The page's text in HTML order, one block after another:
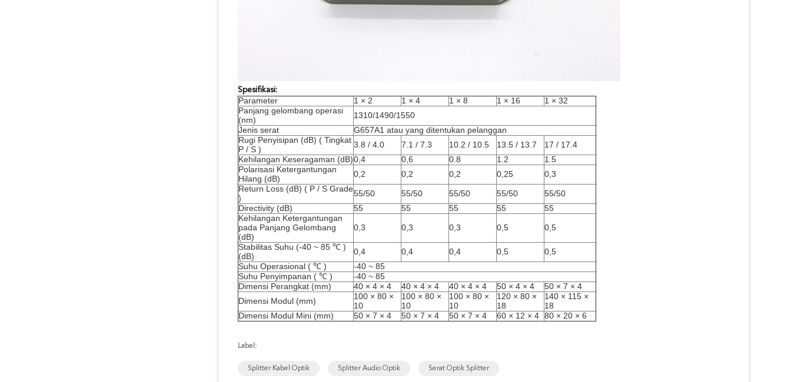
Spesifikasi:
Parameter 1 × 2 1 × 4 1 × 8 1 × 16
1 × 32
Panjang gelombang operasi
(nm)
1310/1490/1550
Jenis serat
G657A1 atau yang ditentukan pelanggan
Rugi Penyisipan (dB) ( Tingkat
P / S ) 3.8 / 4.0 7.1 / 7.3 10.2 / 10.5 13.5 / 13.7
17 / 17.4
Kehilangan Keseragaman (dB)0,4 0,6 0.8 1.2
1.5
Polarisasi Ketergantungan
Hilang (dB)
0,2 0,2 0,2 0,25
0,3
Return Loss (dB) ( P / S Grade
)
55/50 55/50 55/50 55/50
55/50
Directivity (dB)
55 55 55 55
55
Kehilangan Ketergantungan
pada Panjang Gelombang
(dB)
0,3 0,3 0,3 0,5 0,5
Stabilitas Suhu (-40 ~ 85 ℃ )
(dB)
0,4 0,4 0,4 0,5
0,5
Suhu Operasional ( ℃ ) -40 ~ 85
Suhu Penyimpanan ( ℃ ) -40 ~ 85
Dimensi Perangkat (mm)
40 × 4 × 4 40 × 4 × 4 40 × 4 × 4 50 × 4 × 4
50 × 7 × 4
Dimensi Modul (mm)
100 × 80 ×
10
100 × 80 ×
10
100 × 80 ×
10
120 × 80 ×
18
140 × 115 ×
18
Dimensi Modul Mini (mm)
50 × 7 × 4 50 × 7 × 4 50 × 7 × 4 60 × 12 × 4 80 × 20 × 6
Label:
Splitter Kabel Optik Splitter Audio Optik Serat Optik Splitter